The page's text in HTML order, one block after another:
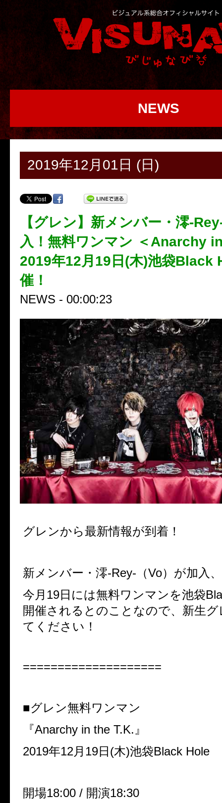
NEWS
2019年12月01日 (日)
【グレン】新メンバー・澪-
入！無料ワンマン ＜Anarchy
2019年12月19日(木)池袋Black
催！
NEWS - 00:00:23
グレンから最新情報が到着！
新メンバー・澪-Rey-（Vo）が加入
今月19日には無料ワンマンを池袋
開催されるとのことなので、新生
てください！
====================
■グレン無料ワンマン
『Anarchy in the T.K.』
2019年12月19日(木)池袋Black Hole
開場18:00 / 開演18:30